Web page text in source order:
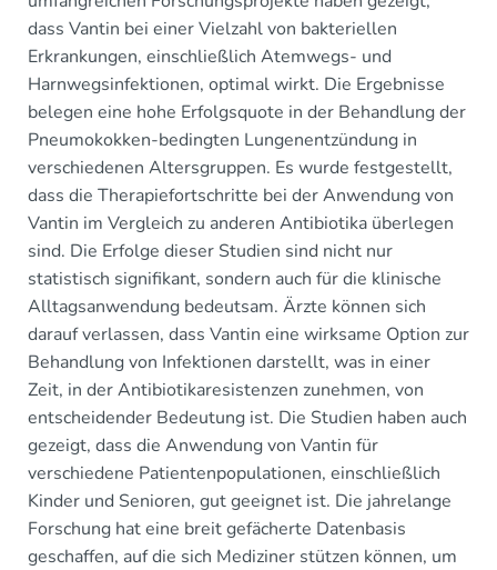
dass Vantin bei einer Vielzahl von bakteriellen
Erkrankungen, einschließlich Atemwegs- und
Harnwegsinfektionen, optimal wirkt. Die Ergebnisse
belegen eine hohe Erfolgsquote in der Behandlung der
Pneumokokken-bedingten Lungenentzündung in
verschiedenen Altersgruppen. Es wurde festgestellt,
dass die Therapiefortschritte bei der Anwendung von
Vantin im Vergleich zu anderen Antibiotika überlegen
sind. Die Erfolge dieser Studien sind nicht nur
statistisch signifikant, sondern auch für die klinische
Alltagsanwendung bedeutsam. Ärzte können sich
darauf verlassen, dass Vantin eine wirksame Option zur
Behandlung von Infektionen darstellt, was in einer
Zeit, in der Antibiotikaresistenzen zunehmen, von
entscheidender Bedeutung ist. Die Studien haben auch
gezeigt, dass die Anwendung von Vantin für
verschiedene Patientenpopulationen, einschließlich
Kinder und Senioren, gut geeignet ist. Die jahrelange
Forschung hat eine breit gefächerte Datenbasis
geschaffen, auf die sich Mediziner stützen können, um